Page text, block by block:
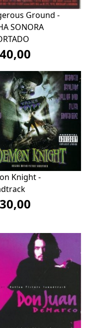
Ground -
SONORA
Knight -